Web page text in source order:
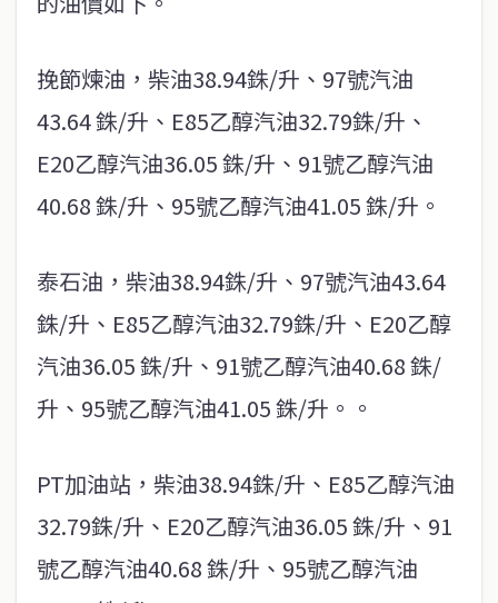
挽節煉油，柴油38.94銖/升、97號汽油
43.64 銖/升、E85乙醇汽油32.79銖/升、
E20乙醇汽油36.05 銖/升、91號乙醇汽油
40.68 銖/升、95號乙醇汽油41.05 銖/升。
泰石油，柴油38.94銖/升、97號汽油43.64
銖/升、E85乙醇汽油32.79銖/升、E20乙醇
汽油36.05 銖/升、91號乙醇汽油40.68 銖/
升、95號乙醇汽油41.05 銖/升。。
PT加油站，柴油38.94銖/升、E85乙醇汽油
32.79銖/升、E20乙醇汽油36.05 銖/升、91
號乙醇汽油40.68 銖/升、95號乙醇汽油